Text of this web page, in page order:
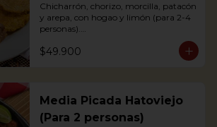
Chicharrón, chorizo, morcilla, patacón
y arepa, con hogao y limón (para 2-4
personas).
*Arepa de mote: no hay disponibilidad
Portions of pork crackling, sausage,
$49.900
Media Picada Hatoviejo
(Para 2 personas)